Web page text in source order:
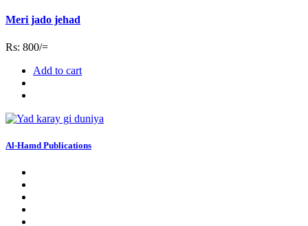
Meri jado jehad
Rs: 800/=
Add to cart
Al-Hamd Publications